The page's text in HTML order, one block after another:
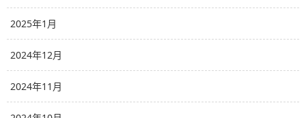
2025年1月
2024年12月
2024年11月